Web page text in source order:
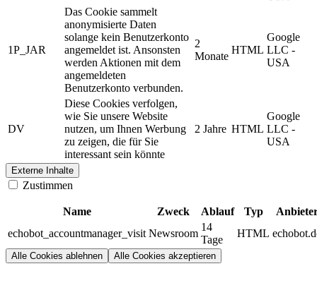
1P_JAR
Das Cookie sammelt
anonymisierte Daten
solange kein Benutzerkonto
angemeldet ist. Ansonsten
werden Aktionen mit dem
angemeldeten
Benutzerkonto verbunden.
2
Monate
HTML
Google
LLC -
USA
DV
Diese Cookies verfolgen,
wie Sie unsere Website
nutzen, um Ihnen Werbung
zu zeigen, die für Sie
interessant sein könnte
2 Jahre HTML
Google
LLC -
USA
Externe Inhalte
Zustimmen
Name Zweck Ablauf Typ
echobot_accountmanager_visit Newsroom
14
Tage
HTML
Alle Cookies ablehnen Alle Cookies akzeptieren